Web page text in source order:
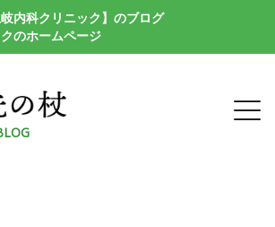
岐内科クリニック】のブログ
のホームページ